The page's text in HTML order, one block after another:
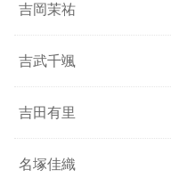
吉岡茉祐
吉武千颯
吉田有里
名塚佳織